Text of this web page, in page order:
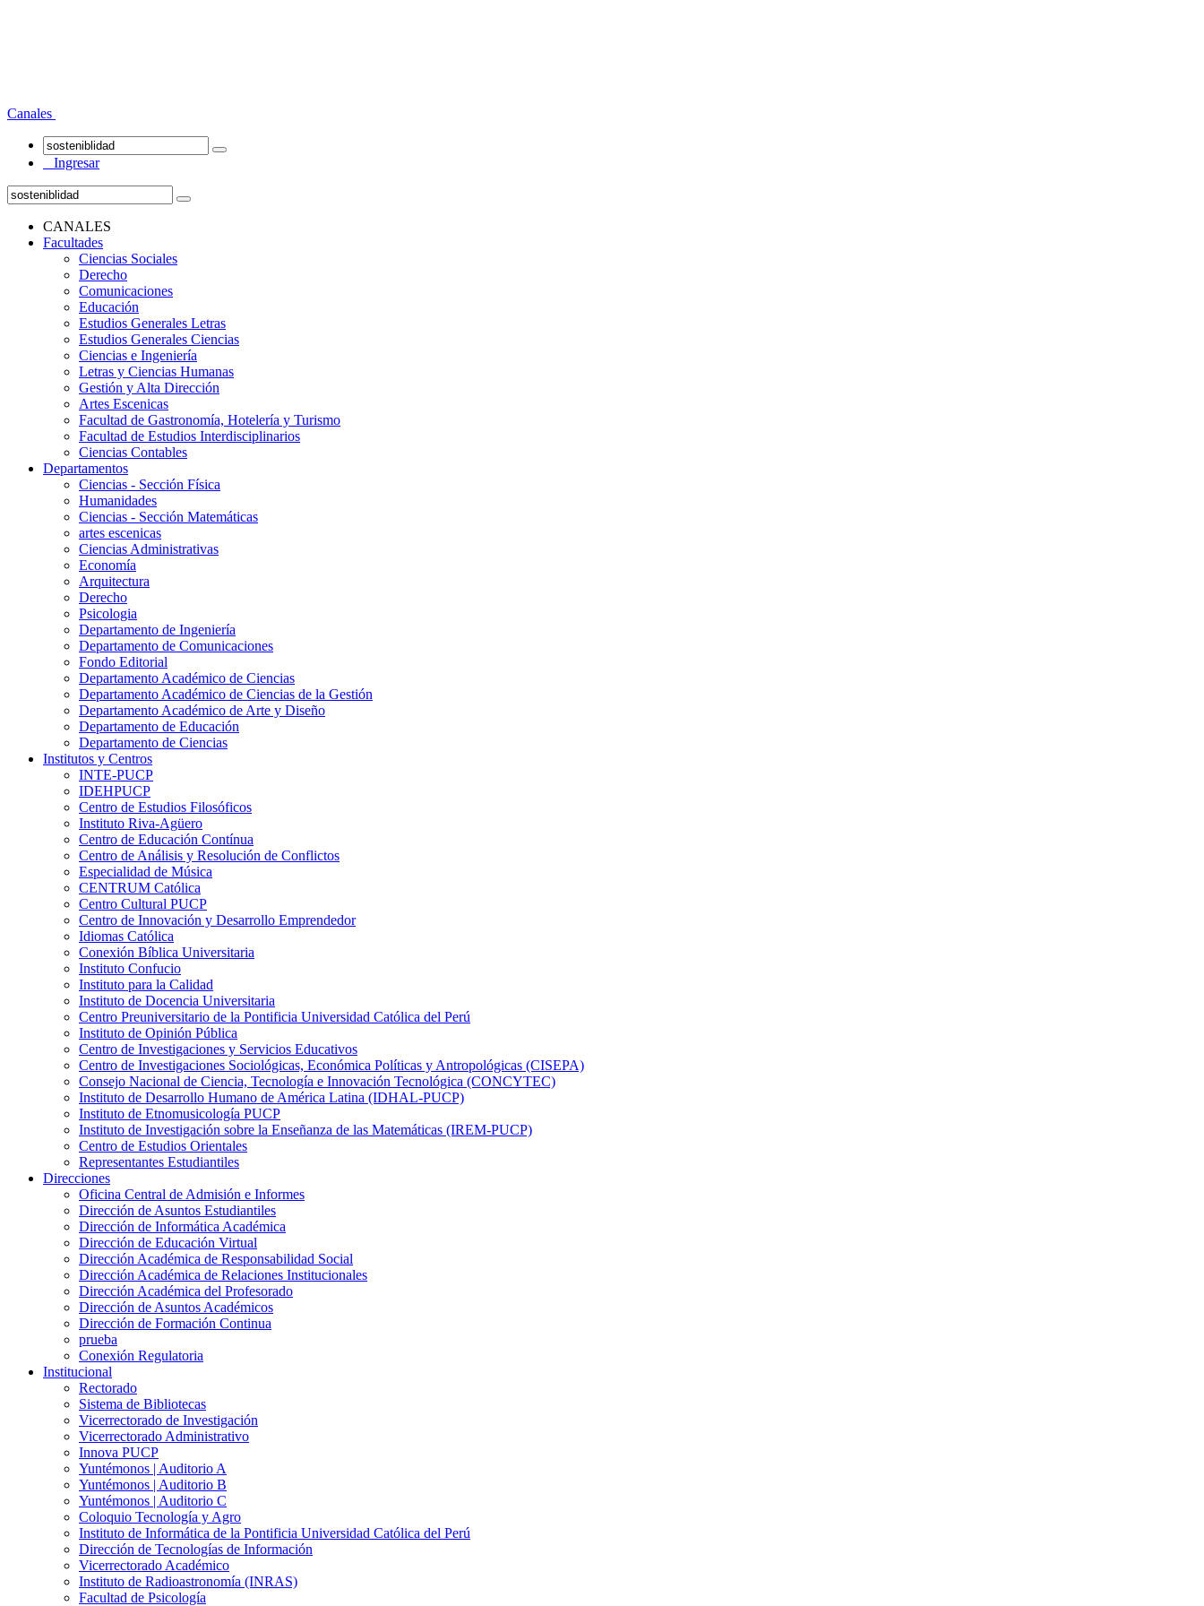
Canales
Ingresar
CANALES
Facultades
Ciencias Sociales
Derecho
Comunicaciones
Educación
Estudios Generales Letras
Estudios Generales Ciencias
Ciencias e Ingeniería
Letras y Ciencias Humanas
Gestión y Alta Dirección
Artes Escenicas
Facultad de Gastronomía, Hotelería y Turismo
Facultad de Estudios Interdisciplinarios
Ciencias Contables
Departamentos
Ciencias - Sección Física
Humanidades
Ciencias - Sección Matemáticas
artes escenicas
Ciencias Administrativas
Economía
Arquitectura
Derecho
Psicologia
Departamento de Ingeniería
Departamento de Comunicaciones
Fondo Editorial
Departamento Académico de Ciencias
Departamento Académico de Ciencias de la Gestión
Departamento Académico de Arte y Diseño
Departamento de Educación
Departamento de Ciencias
Institutos y Centros
INTE-PUCP
IDEHPUCP
Centro de Estudios Filosóficos
Instituto Riva-Agüero
Centro de Educación Contínua
Centro de Análisis y Resolución de Conflictos
Especialidad de Música
CENTRUM Católica
Centro Cultural PUCP
Centro de Innovación y Desarrollo Emprendedor
Idiomas Católica
Conexión Bíblica Universitaria
Instituto Confucio
Instituto para la Calidad
Instituto de Docencia Universitaria
Centro Preuniversitario de la Pontificia Universidad Católica del Perú
Instituto de Opinión Pública
Centro de Investigaciones y Servicios Educativos
Centro de Investigaciones Sociológicas, Económica Políticas y Antropológicas (CISEPA)
Consejo Nacional de Ciencia, Tecnología e Innovación Tecnológica (CONCYTEC)
Instituto de Desarrollo Humano de América Latina (IDHAL-PUCP)
Instituto de Etnomusicología PUCP
Instituto de Investigación sobre la Enseñanza de las Matemáticas (IREM-PUCP)
Centro de Estudios Orientales
Representantes Estudiantiles
Direcciones
Oficina Central de Admisión e Informes
Dirección de Asuntos Estudiantiles
Dirección de Informática Académica
Dirección de Educación Virtual
Dirección Académica de Responsabilidad Social
Dirección Académica de Relaciones Institucionales
Dirección Académica del Profesorado
Dirección de Asuntos Académicos
Dirección de Formación Continua
prueba
Conexión Regulatoria
Institucional
Rectorado
Sistema de Bibliotecas
Vicerrectorado de Investigación
Vicerrectorado Administrativo
Innova PUCP
Yuntémonos | Auditorio A
Yuntémonos | Auditorio B
Yuntémonos | Auditorio C
Coloquio Tecnología y Agro
Instituto de Informática de la Pontificia Universidad Católica del Perú
Dirección de Tecnologías de Información
Vicerrectorado Académico
Instituto de Radioastronomía (INRAS)
Facultad de Psicología